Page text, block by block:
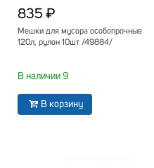
835 ₽
Мешки для мусора особопрочные
120л, рулон 10шт /49884/
В наличии 9
В корзину